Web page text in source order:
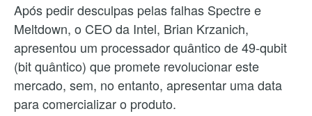
Após pedir desculpas pelas falhas Spectre e
Meltdown, o CEO da Intel, Brian Krzanich,
apresentou um processador quântico de 49-qubit
(bit quântico) que promete revolucionar este
mercado, sem, no entanto, apresentar uma data
para comercializar o produto.